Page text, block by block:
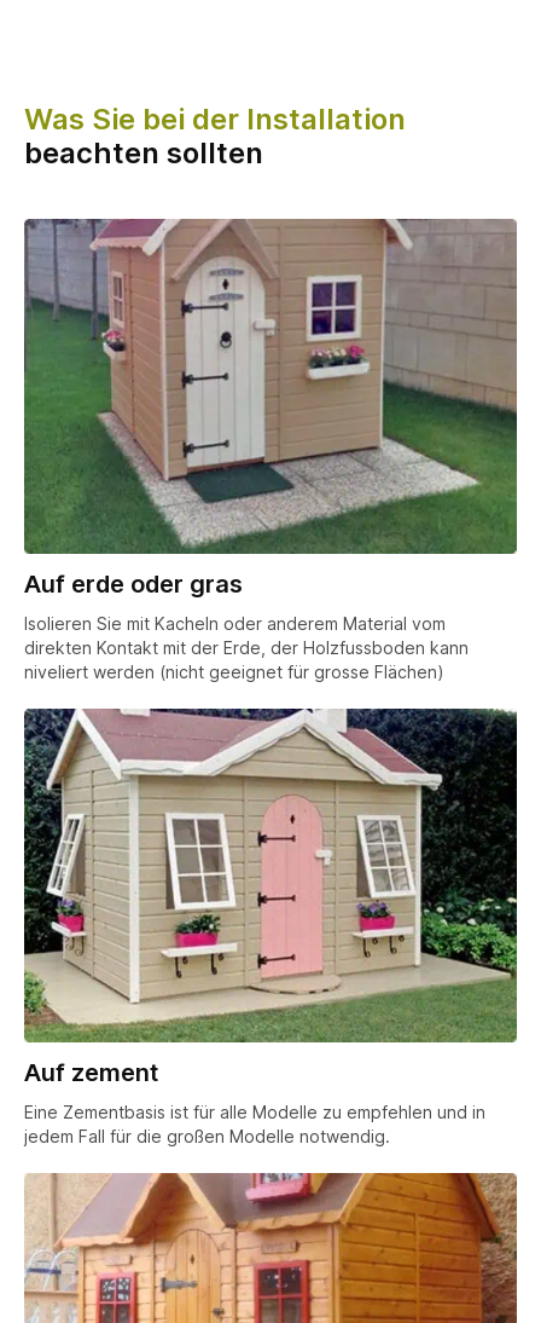
Was Sie bei der Installation
beachten sollten
Auf erde oder gras
Isolieren Sie mit Kacheln oder anderem Material vom
direkten Kontakt mit der Erde, der Holzfussboden kann
niveliert werden (nicht geeignet für grosse Flächen)
Auf zement
Eine Zementbasis ist für alle Modelle zu empfehlen und in
jedem Fall für die großen Modelle notwendig.